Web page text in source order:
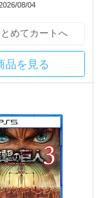
08/04
とめてカートへ
品を見る